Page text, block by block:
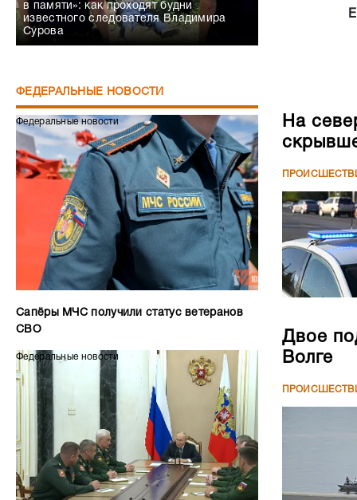
в памяти»: как проходят будни
известного следователя Владимира
Сурова
ФЕДЕРАЛЬНЫЕ НОВОСТИ
Федеральные новости
Сапёры МЧС получили статус ветеранов
СВО
Федеральные новости
На
Двое
Волге